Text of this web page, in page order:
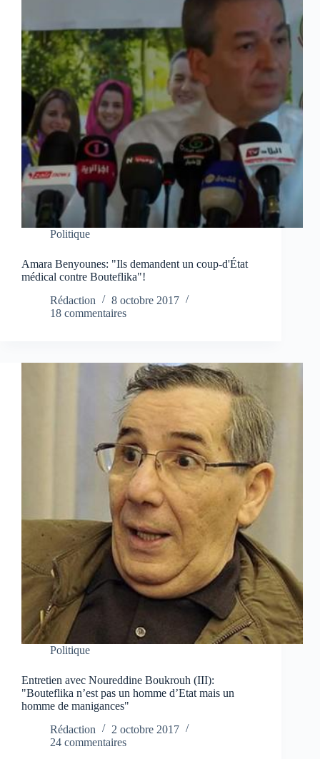
Politique
Amara Benyounes: "Ils demandent un coup-d'État
médical contre Bouteflika"!
Rédaction
8 octobre 2017
18 commentaires
Politique
Entretien avec Noureddine Boukrouh (III):
"Bouteflika n’est pas un homme d’Etat mais un
homme de manigances"
Rédaction
2 octobre 2017
24 commentaires